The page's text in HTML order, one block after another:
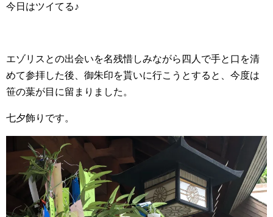
今日はツイてる♪
エゾリスとの出会いを名残惜しみながら四人で手と口を清
めて参拝した後、御朱印を貰いに行こうとすると、今度は
笹の葉が目に留まりました。
七夕飾りです。